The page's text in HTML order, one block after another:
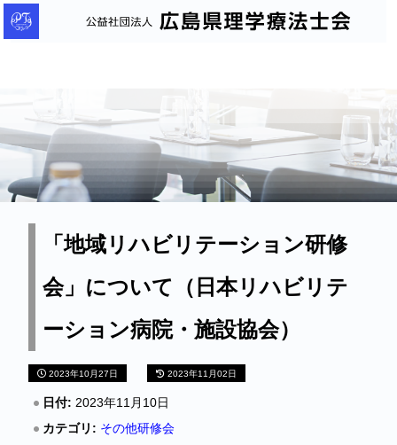
公
益
人
島
「地域リハビリテーション研修
会」について（日本リハビリテ
ーション病院・施設協会）
2023年10月27日 2023年11月02日
日付: 2023年11月10日
カテゴリ: その他研修会